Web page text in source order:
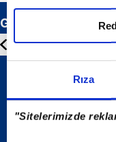
Rıza
"Sitelerimizde
Günün Manşetleri